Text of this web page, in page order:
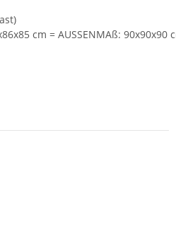
cm = AUSSENMAß: 90x90x90